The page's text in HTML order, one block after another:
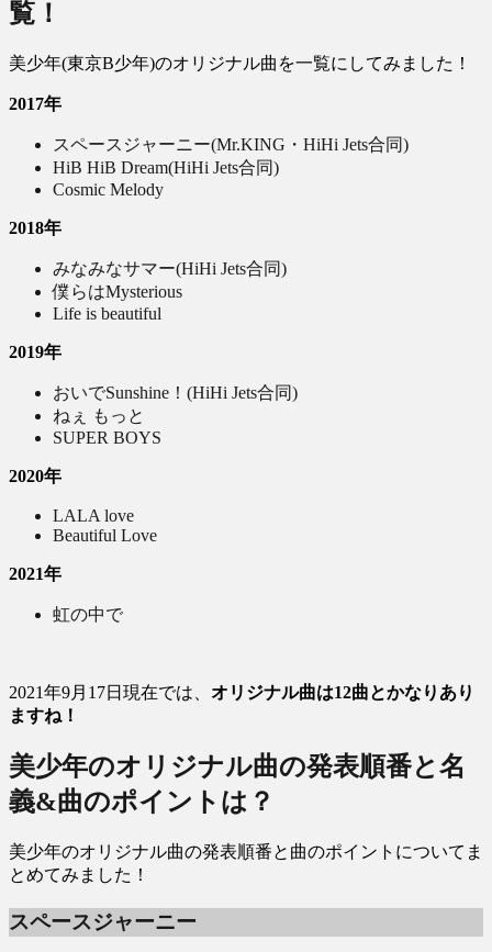
覧！
美少年(東京B少年)のオリジナル曲を一覧にしてみました！
2017年
スペースジャーニー(Mr.KING・HiHi Jets合同)
HiB HiB Dream(HiHi Jets合同)
Cosmic Melody
2018年
みなみなサマー(HiHi Jets合同)
僕らはMysterious
Life is beautiful
2019年
おいでSunshine！(HiHi Jets合同)
ねぇ もっと
SUPER BOYS
2020年
LALA love
Beautiful Love
2021年
虹の中で
2021年9月17日現在では、 オリジナル曲は12曲とかなりあり
ますね！
美少年のオリジナル曲の発表順番と名
義&曲のポイントは？
美少年のオリジナル曲の発表順番と曲のポイントについてま
とめてみました！
スペースジャーニー